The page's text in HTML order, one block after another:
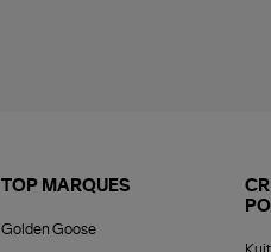
TOP MARQUES
Golden Goose